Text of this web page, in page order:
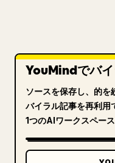
YouMindでバ
ソースを保存し、的を
バイラル記事を再利用
1つのAIワークスペース